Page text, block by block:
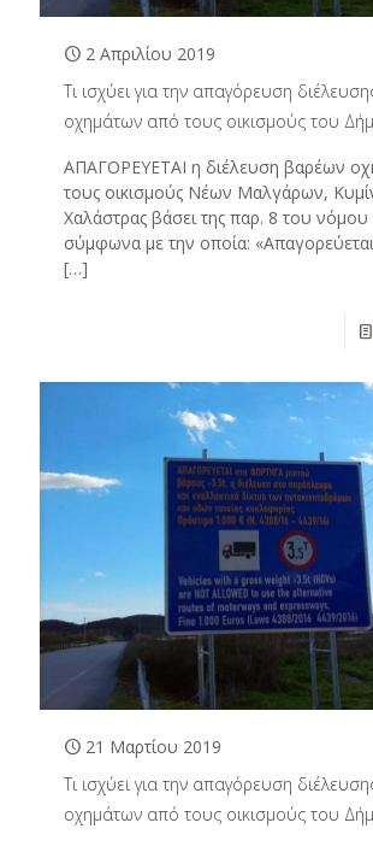
2 Απριλίου 2019
Τι ισχύει για την απαγόρευση
οχημάτων από τους οικισμούς του
ΑΠΑΓΟΡΕΥΕΤΑΙ η διέλευση βαρέων
τους οικισμούς Νέων Μαλγάρων,
Χαλάστρας βάσει της παρ. 8 του
σύμφωνα με την οποία:
[…]
21 Μαρτίου 2019
Τι ισχύει για την απαγόρευση
οχημάτων από τους οικισμούς του